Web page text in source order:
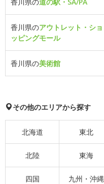
香川県のアウトレット・ショ
ッピングモール
香川県の美術館
その他のエリアから探す
北海道 東北
北陸 東海
四国 九州・沖縄